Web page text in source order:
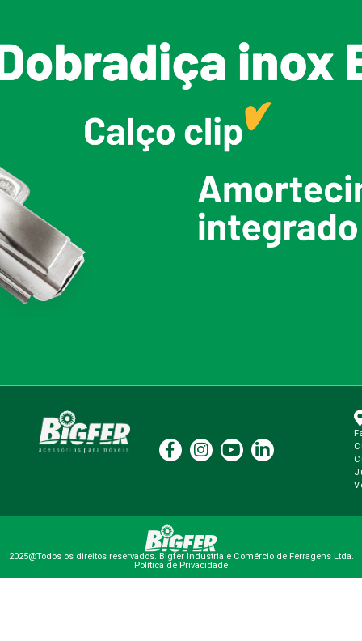
2025@Todos os direitos reservados. Bigfer Industria e Comércio de Ferragens Ltda.
Política de Privacidade